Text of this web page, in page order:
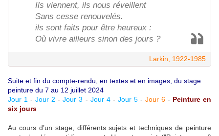
Ils viennent, ils nous réveillent
Sans cesse renouvelés.
ils sont faits pour être heureux :
Où vivre ailleurs sinon des jours ?
Larkin, 1922-1985
Suite et fin du compte-rendu, en textes et en images, du stage
peinture du 7 au 12 juillet 2024
Jour 1 - Jour 2 - Jour 3 - Jour 4 - Jour 5- Jour 6- Peinture en
six jours
Au cours d’un stage, différents sujets et techniques de peinture